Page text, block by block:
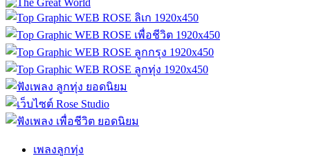
เพลงลูกทุ่ง